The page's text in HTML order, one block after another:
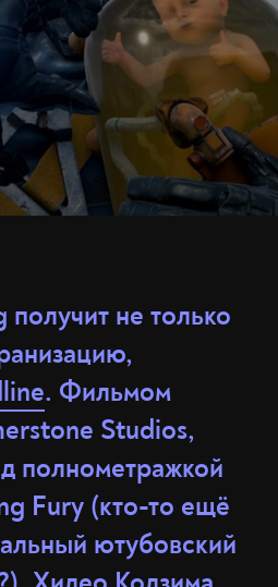
не только
. Фильмом
Studios,
полнометражкой
Fury (кто-то ещё
ютубовский